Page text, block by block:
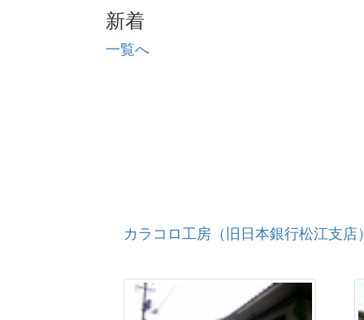
新着
一覧へ
カラコロ工房（旧日本銀行松江支店